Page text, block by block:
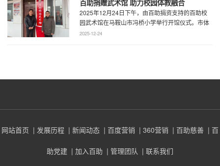
百助捐赠武术馆 助力校园体教融合
2025年12月24日下午，由百助捐资支持的百助校
园武术馆在马鞍山市冯桥小学举行开馆仪式。市体
育局王鹏处长、花山区教育局华俊局长、 ...
2025-12-24
网站首页 | 发展历程 | 新闻动态 | 百度营销 | 360营销 | 百助慈善 | 百
助党建 | 加入百助 | 管理团队 | 联系我们